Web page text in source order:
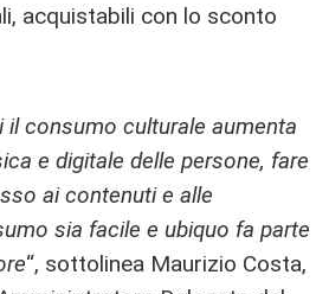
acquistabili con lo sconto
il consumo culturale aumenta
e digitale delle persone, fare
ai contenuti e alle
sia facile e ubiquo fa parte
“, sottolinea Maurizio Costa,